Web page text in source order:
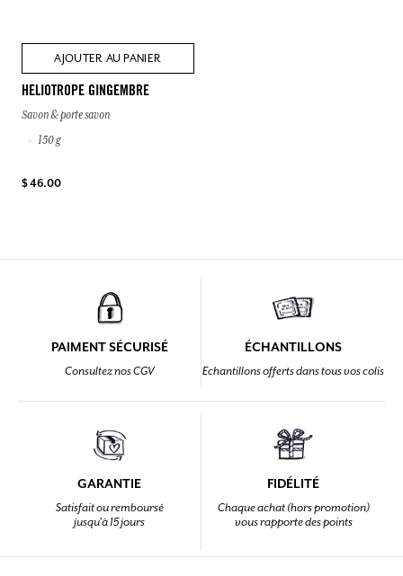
AJOUTER AU PANIER
HELIOTROPE GINGEMBRE
Savon & porte savon
150 g
$ 46.00
PAIMENT SÉCURISÉ
Consultez nos CGV
ÉCHANTILLONS
Echantillons offerts dans tous vos colis
GARANTIE
Satisfait ou remboursé
jusqu'à 15 jours
FIDÉLITÉ
Chaque achat (hors promotion)
vous rapporte des points